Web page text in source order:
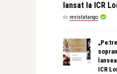
lansat la ICR
de revistatango
ICR